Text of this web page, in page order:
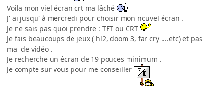
Voila mon viel écran crt ma lâché
J' ai jusqu' à mercredi pour choisir mon nouvel écran .
Je ne sais pas quoi prendre : TFT ou CRT
Je fais beaucoups de jeux ( hl2, doom 3, far cry ....etc) et pas
mal de vidéo .
Je recherche un écran de 19 pouces minimum .
Je compte sur vous pour me conseiller